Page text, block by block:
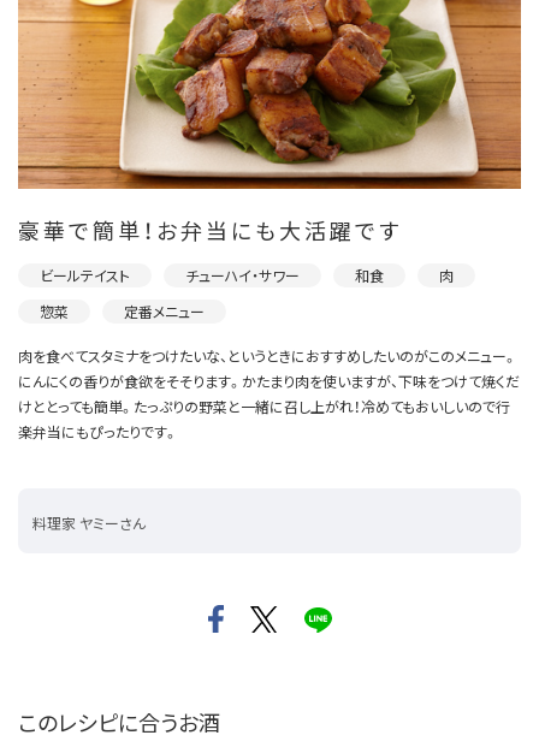
豪華で簡単！お弁当にも大活躍です
ビールテイスト チューハイ・サワー 和食
肉
惣菜
定番メニュー
肉を食べてスタミナをつけたいな、というときにおすすめしたいのがこのメニュー。
にんにくの香りが食欲をそそります。かたまり肉を使いますが、下味をつけて焼くだ
けととっても簡単。たっぷりの野菜と一緒に召し上がれ！冷めてもおいしいので行
楽弁当にもぴったりです。
料理家 ヤミーさん
このレシピに合うお酒